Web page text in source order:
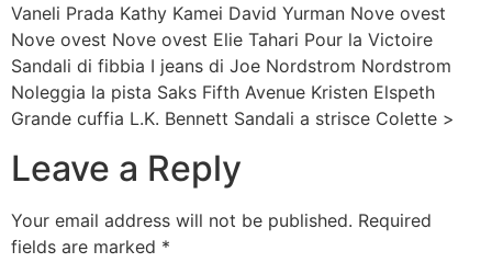
Vaneli Prada Kathy Kamei David Yurman Nove ovest
Nove ovest Nove ovest Elie Tahari Pour la Victoire
Sandali di fibbia I jeans di Joe Nordstrom Nordstrom
Noleggia la pista Saks Fifth Avenue Kristen Elspeth
Grande cuffia L.K. Bennett Sandali a strisce Colette >
Leave a Reply
Your email address will not be published. Required
fields are marked *